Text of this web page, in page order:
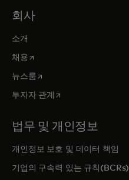
회사
소개
채용새 탭에서 열림
뉴스룸새 탭에서 열림
투자자 관계 새 탭에서 열림
법무 및 개인정보
개인정보 보호 및 데이터 책임
기업의 구속력 있는 규칙(BCRs)